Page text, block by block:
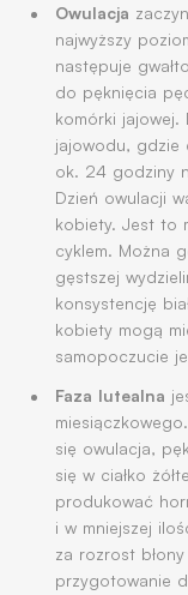
Owulacja
najwyższy
następuje
do pęknięcia
komórki jajowej.
jajowodu, gdzie
ok. 24 godziny
Dzień owulacji
kobiety. Jest to
cyklem. Można
gęstszej
konsystencję
kobiety mogą
samopoczucie
Faza lutealna
się owulacja,
się w ciałko
produkować
i w mniejszej
za rozrost
przygotowanie